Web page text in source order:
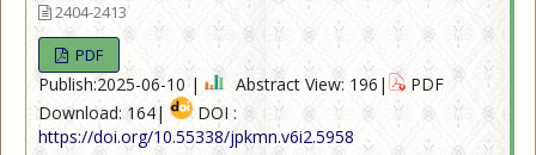
2404-2413
PDF
Publish:2025-06-10 | Abstract View: 196|
PDF
Download: 164|
DOI :
https://doi.org/10.55338/jpkmn.v6i2.5958